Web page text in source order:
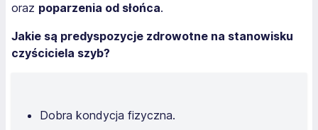
oraz poparzenia od słońca.
Jakie są predyspozycje zdrowotne na stanowisku
czyściciela szyb?
Dobra kondycja fizyczna.